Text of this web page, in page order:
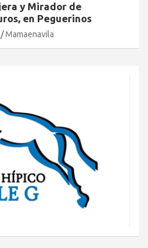
y Mirador de
en Peguerinos
Mamaenavila